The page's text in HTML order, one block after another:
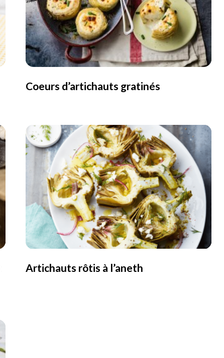
Coeurs d’artichauts gratinés
Artichauts rôtis à l’aneth